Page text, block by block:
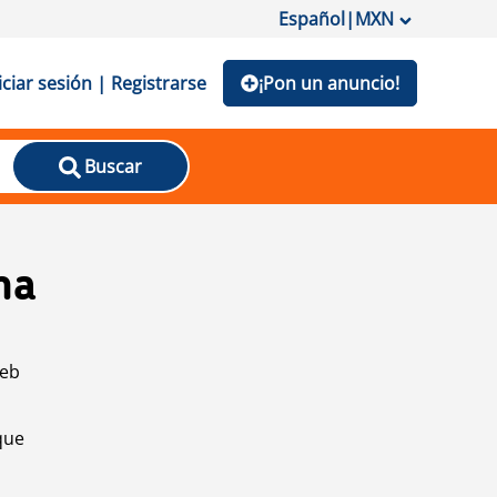
Español|MXN
sesión | Registrarse ¡Pon un anuncio!
Buscar